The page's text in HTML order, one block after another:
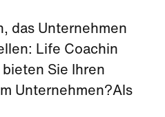
das Unternehmen
Life Coachin
Sie Ihren
Unternehmen?Als